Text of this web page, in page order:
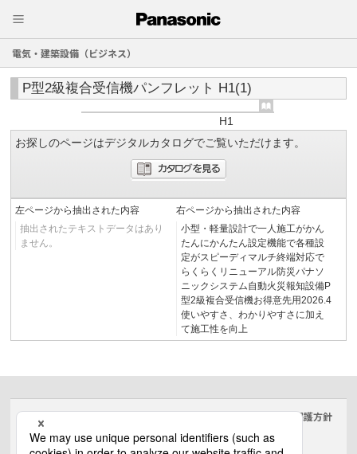
電気・建築設備（ビジネス）
P型2級複合受信機パンフレット H1(1)
H1
お探しのページはデジタルカタログでご覧いただけます。
左ページから抽出された内容
抽出されたテキストデータはあり
ません。
右ページから抽出された内容
小型・軽量設計で一人施工がかん
たんにかんたん設定機能で各種設
定がスピーディマルチ終端対応で
らくらくリニューアル防災パナソ
ニックシステム自動火災報知設備P
型2級複合受信機お得意先用2026.4
使いやすさ、わかりやすさに加え
て施工性を向上
サイトのご利用にあたって クッキーポリシー 個人情報保護方針
電気・建築設備（ビジネス）